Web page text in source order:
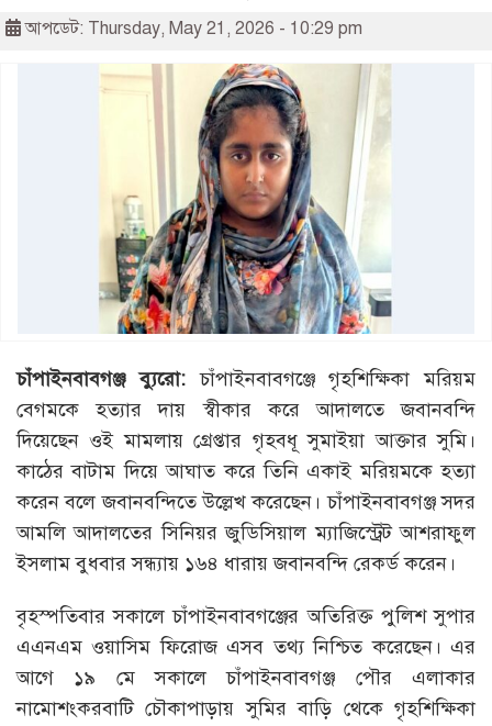
আপডেট: Thursday, May 21, 2026 - 10:29 pm
চাঁপাইনবাবগঞ্জ ব্যুরো:চাঁপাইনবাবগঞ্জে গৃহশিক্ষিকা মরিয়ম
বেগমকে হত্যার দায় স্বীকার করে আদালতে জবানবন্দি
দিয়েছেন ওই মামলায় গ্রেপ্তার গৃহবধূ সুমাইয়া আক্তার সুমি।
কাঠের বাটাম দিয়ে আঘাত করে তিনি একাই মরিয়মকে হত্যা
করেন বলে জবানবন্দিতে উল্লেখ করেছেন। চাঁপাইনবাবগঞ্জ সদর
আমলি আদালতের সিনিয়র জুডিসিয়াল ম্যাজিস্ট্রেট আশরাফুল
ইসলাম বুধবার সন্ধ্যায় ১৬৪ ধারায় জবানবন্দি রেকর্ড করেন।
বৃহস্পতিবার সকালে চাঁপাইনবাবগঞ্জের অতিরিক্ত পুলিশ সুপার
এএনএম ওয়াসিম ফিরোজ এসব তথ্য নিশ্চিত করেছেন। এর
আগে ১৯ মে সকালে চাঁপাইনবাবগঞ্জ পৌর এলাকার
নামোশংকরবাটি চৌকাপাড়ায় সুমির বাড়ি থেকে গৃহশিক্ষিকা